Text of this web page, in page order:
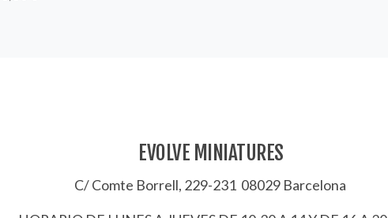
EVOLVE MINIATURES
C/ Comte Borrell, 229-231 08029 Barcelona